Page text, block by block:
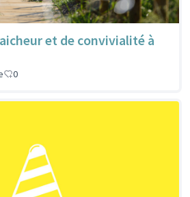
et de convivialité à
0